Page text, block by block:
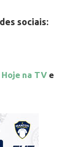
sociais:
na TV e